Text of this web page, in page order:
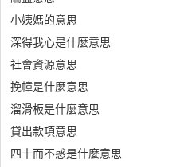
小姨媽的意思
深得我心是什麼意思
社會資源意思
挽幛是什麼意思
溜滑板是什麼意思
貸出款項意思
四十而不惑是什麼意思